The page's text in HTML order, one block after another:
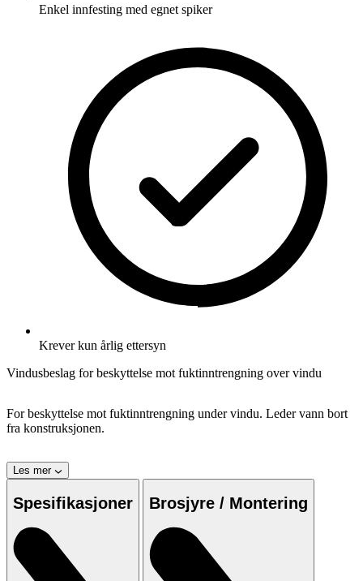
Enkel innfesting med egnet spiker
Krever kun årlig ettersyn
Vindusbeslag for beskyttelse mot fuktinntrengning over vindu
For beskyttelse mot fuktinntrengning under vindu. Leder vann bort
fra konstruksjonen.
Les mer
Spesifikasjoner Brosjyre / Montering